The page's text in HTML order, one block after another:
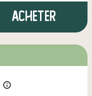
Acheter
info_outline